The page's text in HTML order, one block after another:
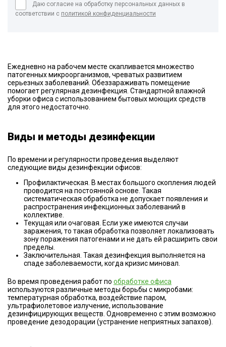
Даю согласие на обработку персональных данных в
соответствии с политикой конфиденциальности
Ежедневно на рабочем месте скапливается множество
патогенных микроорганизмов, чреватых развитием
серьезных заболеваний. Обеззараживать помещение
помогает регулярная дезинфекция. Стандартной влажной
уборки офиса с использованием бытовых моющих средств
для этого недостаточно.
Виды и методы дезинфекции
По времени и регулярности проведения выделяют
следующие виды дезинфекции офисов:
Профилактическая. В местах большого скопления людей
проводится на постоянной основе. Такая
систематическая обработка не допускает появления и
распространения инфекционных заболеваний в
коллективе.
Текущая или очаговая. Если уже имеются случаи
заражения, то такая обработка позволяет локализовать
зону поражения патогенами и не дать ей расширить свои
пределы.
Заключительная. Такая дезинфекция выполняется на
спаде заболеваемости, когда кризис миновал.
Во время проведения работ по обработке офиса
используются различные методы борьбы с микробами:
температурная обработка, воздействие паром,
ультрафиолетовое излучение, использование
дезинфицирующих веществ. Одновременно с этим возможно
проведение дезодорации (устранение неприятных запахов).